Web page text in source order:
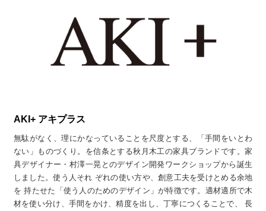
AKI+ アキプラス
無駄がなく、理にかなっていることを尺度とする、「手間をいとわ
ない」ものづくり。を信条とする秋月木工の家具ブランドです。家
具デザイナー・村澤一晃とのデザイン開発ワークショップから誕生
しました。使う人それ ぞれの使い方や、創意工夫を受けとめる余地
を 持たせた「使う人のためのデザイン」が特徴です。適材適所で木
材を使い分け、手間をかけ、精度を出し、丁寧につくることで、 長